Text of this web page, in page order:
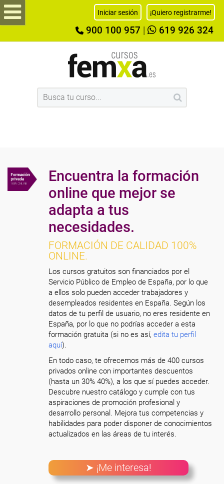
Iniciar sesión ¡Quiero registrarme!
900 100 957 619 926 324
Encuentra la formación
online que mejor se
adapta a tus
necesidades.
FORMACIÓN DE CALIDAD 100%
ONLINE.
Los cursos gratuitos son financiados por el
Servicio Público de Empleo de España, por lo que
a ellos solo pueden acceder trabajadores y
desempleados residentes en España. Según los
datos de tu perfil de usuario, no eres residente en
España, por lo que no podrías acceder a esta
formación gratuita (si no es así,edita tu perfil
aquí).
En todo caso, te ofrecemos más de 400 cursos
privados online con importantes descuentos
(hasta un 30% 40%), a los que sí puedes acceder.
Descubre nuestro catálogo y cumple con tus
aspiraciones de promoción profesional y
desarrollo personal. Mejora tus competencias y
habilidades para poder disponer de conocimientos
actualizados en las áreas de tu interés.
➤ ¡Me interesa!